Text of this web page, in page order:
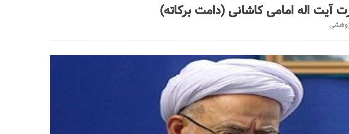
اله امامی کاشانی (دامت برکاته)